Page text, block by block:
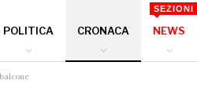
POLITICA CRONACA NEWS
SEZIONI